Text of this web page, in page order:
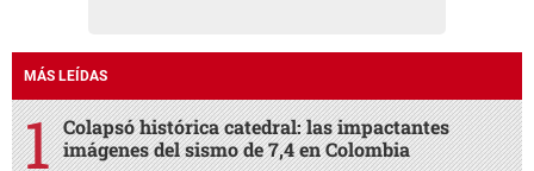
MÁS LEÍDAS
Colapsó histórica catedral: las impactantes
imágenes del sismo de 7,4 en Colombia